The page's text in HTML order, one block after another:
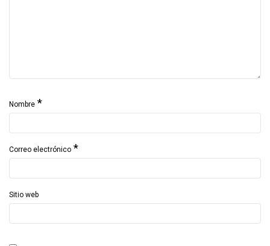
Nombre *
Correo electrónico *
Sitio web